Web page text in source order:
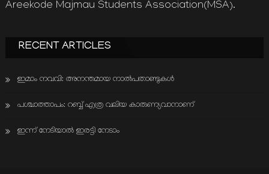
Areekode Majmau Students Association(MSA).
RECENT ARTICLES
ഇമാം നവവി: അനന്തമായ നാൽപതാണ്ടുകൾ
പശ്ചാത്താപം: റബ്ബ് എത്ര വലിയ കാരുണ്യവാനാണ്
ഇന്ന് നേടിയാൽ ഇരട്ടി നേടാം